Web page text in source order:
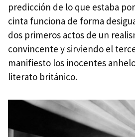
predicción de lo que estaba
cinta funciona de forma
dos primeros actos de un
convincente y sirviendo el
manifiesto los inocentes
literato británico.